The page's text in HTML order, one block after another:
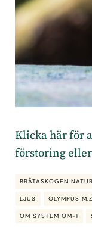
Klicka här för
förstoring
BRÅTASKOGEN
LJUS OLYMPUS
OM SYSTEM OM-1